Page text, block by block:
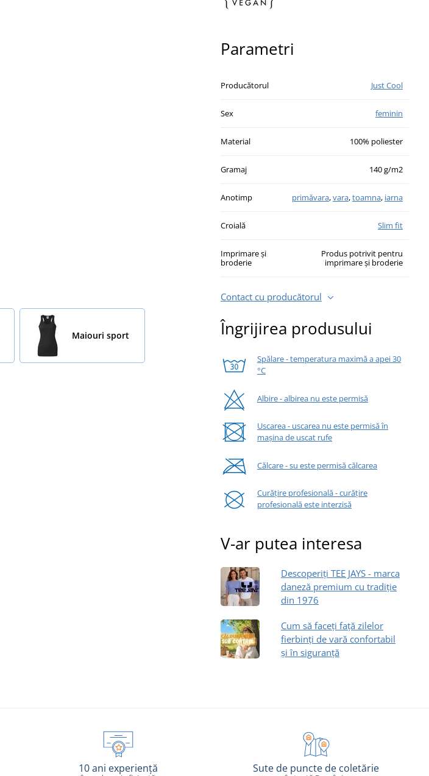
Maiouri sport
Parametri
Producătorul Just Cool
Sex feminin
Material 100% poliester
Gramaj 140 g/m2
Anotimp primăvara,vara,toamna, iarna
Croială Slim fit
Imprimare și
broderie
Produs potrivit pentru
imprimare și broderie
Contact cu producătorul
Îngrijirea produsului
Spălare - temperatura maximă a apei 30
°C
Albire - albirea nu este permisă
Uscarea - uscarea nu este permisă în
mașina de uscat rufe
Călcare - su este permisă călcarea
Curățire profesională - curățire
profesională este interzisă
V-ar putea interesa
Descoperiți TEE JAYS - marca
daneză premium cu tradiție
din 1976
Cum să faceți față zilelor
fierbinți de vară confortabil
și în siguranță
10 ani experiență Sute de puncte de coletărie